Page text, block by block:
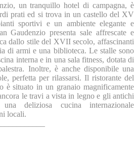
un tranquillo hotel di campagna, è
prati ed si trova in un castello del XV
sportivi e un ambiente elegante e
Gaudenzio presenta sale affrescate e
dallo stile del XVII secolo, affascinanti
di armi e una biblioteca. Le stalle sono
interna e in una sala fitness, dotata di
Inoltre, è anche disponibile una
perfetta per rilassarsi. Il ristorante del
è situato in un granaio magnificamente
le travi a vista in legno e gli antichi
deliziosa cucina internazionale
locali.